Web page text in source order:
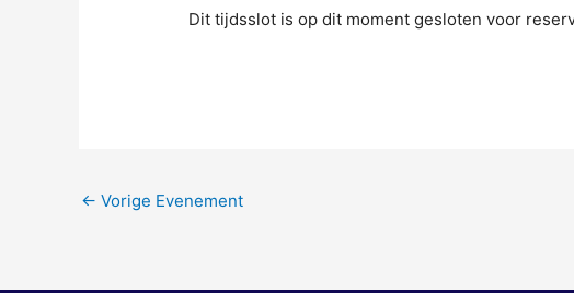
Dit tijdsslot is op dit moment gesloten voor
← Vorige Evenement